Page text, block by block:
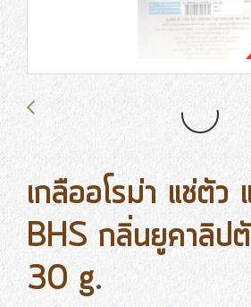
เกลืออโรม่า แช่ตัว
BHS กลิ่นยูคาลิป
30 g.